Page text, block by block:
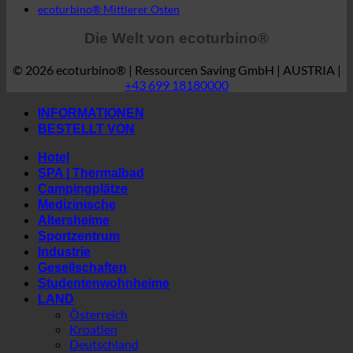
BESTELLT VON
Campingplätze
Altersheime
Sportzentrum
Industrie
Gesellschaften
Studentenwohnheime
LAND
Österreich
Kroatien
Deutschland
Irland
Italien
Ungarn
Luxemburg
Lettland
Slowenien
Südkorea